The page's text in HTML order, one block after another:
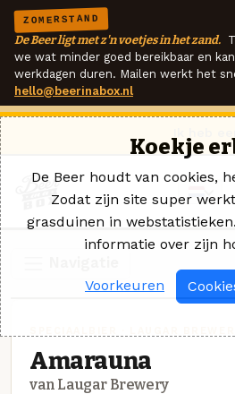
ZOMERSTAND
De Beer ligt met z'n voetjes in het zand.
we wat minder goed bereikbaar en
werkdagen duren. Mailen werkt het
hello@beerinabox.nl
Amarauna
van Laugar Brewery
Koekje
De Beer houdt van cookies,
Zodat zijn site super
grasduinen in webstatistieken.
informatie over zijn
Voorkeuren